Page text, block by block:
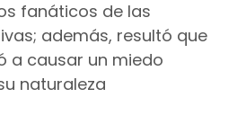
fanáticos de las
además, resultó que
a causar un miedo
naturaleza